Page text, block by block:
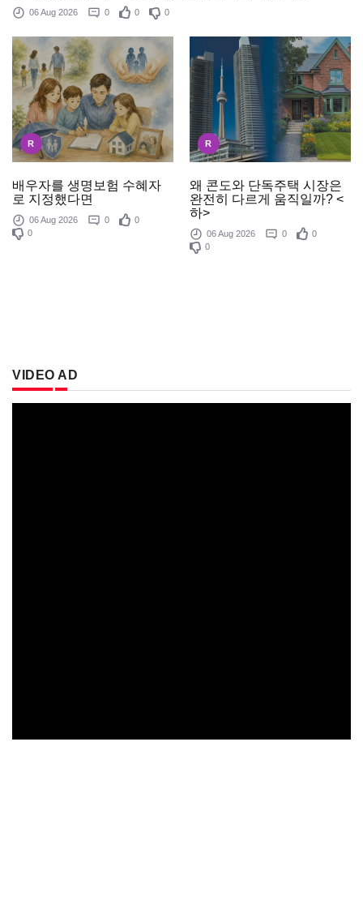
06 Aug 2026 0 0 0
R
배우자를 생명보험 수혜자
로 지정했다면
06 Aug 2026 0
0
0
R
왜 콘도와 단독주택 시장은
완전히 다르게 움직일까? <
하>
06 Aug 2026 0
0
0
VIDEO AD